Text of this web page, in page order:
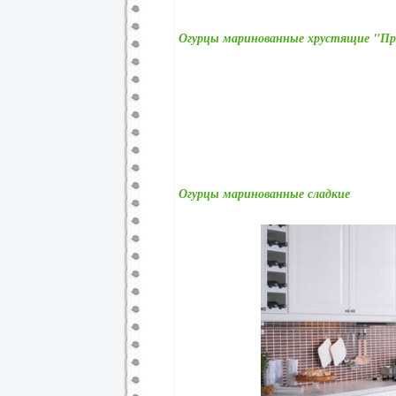
Огурцы маринованные хрустящие
Огурцы маринованные сладкие